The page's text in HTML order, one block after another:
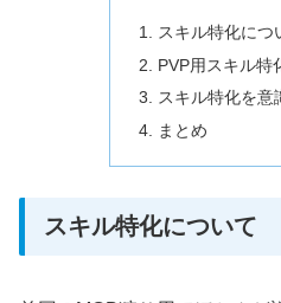
スキル特化につ
PVP用スキル特
スキル特化を意
まとめ
スキル特化について